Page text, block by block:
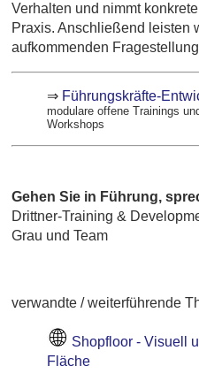
Verhalten und nimmt
Praxis. Anschließend leisten
aufkommenden
⇒ Führungskräfte-
modulare offene Trainings
Workshops
Gehen Sie in Führung,
Drittner-Training &
Grau und Team
verwandte / weiterführende
Shopfloor - Visuell
Fläche